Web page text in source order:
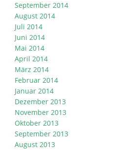
September 2014
August 2014
Juli 2014
Juni 2014
Mai 2014
April 2014
März 2014
Februar 2014
Januar 2014
Dezember 2013
November 2013
Oktober 2013
September 2013
August 2013